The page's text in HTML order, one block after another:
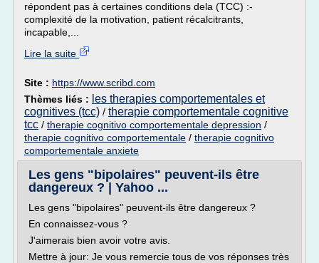
répondent pas à certaines conditions dela (TCC) :-
complexité de la motivation, patient récalcitrants,
incapable,...
Lire la suite
Site : https://www.scribd.com
Thèmes liés : les therapies comportementales et
cognitives (tcc) / therapie comportementale cognitive
tcc / therapie cognitivo comportementale depression /
therapie cognitivo comportementale / therapie cognitivo
comportementale anxiete
Les gens "bipolaires" peuvent-ils être
dangereux ? | Yahoo ...
Les gens "bipolaires" peuvent-ils être dangereux ?
En connaissez-vous ?
J'aimerais bien avoir votre avis.
Mettre à jour: Je vous remercie tous de vos réponses très